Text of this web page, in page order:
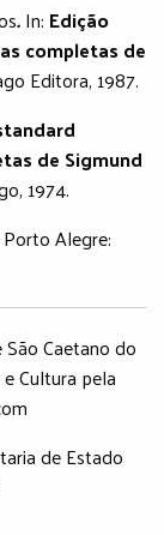
.In: Edição
completas de
Editora, 1987.
de Sigmund
1974.
Porto Alegre:
Caetano do
Cultura pela
de Estado